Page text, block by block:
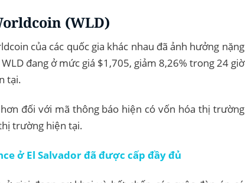
(WLD)
của các quốc gia khác nhau đã ảnh hưởng nặng
đang ở mức giá $1,705, giảm 8,26% trong 24 giờ
tại.
đối với mã thông báo hiện có vốn hóa thị trường
trường hiện tại.
ở El Salvador đã được cấp đầy đủ